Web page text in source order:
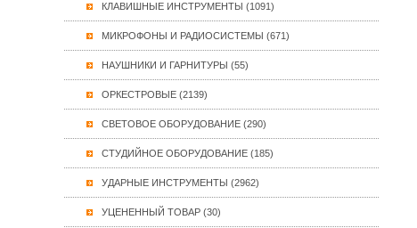
КЛАВИШНЫЕ ИНСТРУМЕНТЫ (1091)
МИКРОФОНЫ И РАДИОСИСТЕМЫ (671)
НАУШНИКИ И ГАРНИТУРЫ (55)
ОРКЕСТРОВЫЕ (2139)
СВЕТОВОЕ ОБОРУДОВАНИЕ (290)
СТУДИЙНОЕ ОБОРУДОВАНИЕ (185)
УДАРНЫЕ ИНСТРУМЕНТЫ (2962)
УЦЕНЕННЫЙ ТОВАР (30)